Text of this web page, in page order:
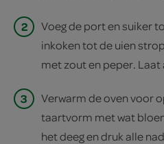
2
Voeg de port en suiker
inkoken tot de uien
met zout en peper. Laat
3
Verwarm de oven voor
taartvorm met wat
het deeg en druk alle